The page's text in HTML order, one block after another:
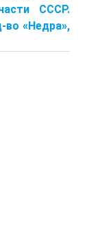
СССР.
во «Недра»,